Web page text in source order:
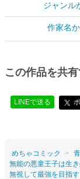
ジャンル
作家名
この作品を共
LINEで送る
めちゃコミック
無能の悪童王子は生
無視して最強を目指